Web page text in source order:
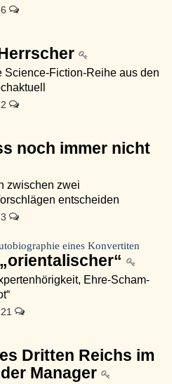
Science-Fiction-Reihe aus den
noch immer nicht
zwischen zwei
entscheiden
eines Konvertiten
Ehre-Scham-
Dritten Reichs im
Manager